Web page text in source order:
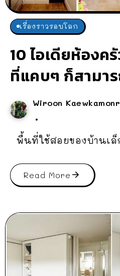
เรื่องราวรอบโลก
10 ไอเดียห้องค
ที่แคบๆ ก็สามา
Wiroon
พื้นที่ใช้สอยของบ้านเล็
Read More